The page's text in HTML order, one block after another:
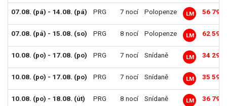
07.08. (pá) - 14.08. (pá) PRG 7 nocí Polopenze LM 56 790
07.08. (pá) - 15.08. (so) PRG 8 nocí Polopenze LM 62 590
10.08. (po) - 17.08. (po) PRG 7 nocí Snídaně LM 34 290
10.08. (po) - 17.08. (po) PRG 7 nocí Snídaně LM 35 590
10.08. (po) - 18.08. (út) PRG 8 nocí Snídaně LM 36 790